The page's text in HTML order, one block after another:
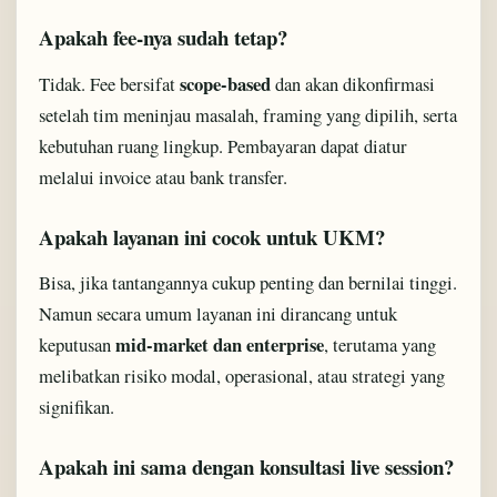
Apakah fee-nya sudah tetap?
Tidak. Fee bersifatscope-baseddan akan dikonfirmasi
setelah tim meninjau masalah, framing yang dipilih, serta
kebutuhan ruang lingkup. Pembayaran dapat diatur
melalui invoice atau bank transfer.
Apakah layanan ini cocok untuk UKM?
Bisa, jika tantangannya cukup penting dan bernilai tinggi.
Namun secara umum layanan ini dirancang untuk
keputusanmid-market dan enterprise, terutama yang
melibatkan risiko modal, operasional, atau strategi yang
signifikan.
Apakah ini sama dengan konsultasi live session?